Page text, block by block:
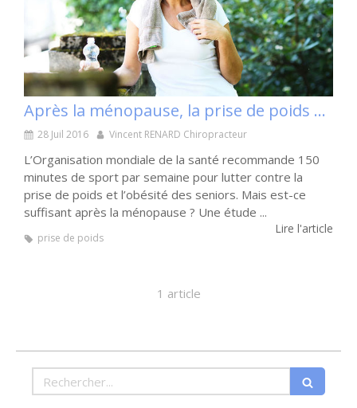
Après la ménopause, la prise de poids n’est pas irréversible
28 Juil 2016 Vincent RENARD Chiropracteur
L’Organisation mondiale de la santé recommande 150
minutes de sport par semaine pour lutter contre la
prise de poids et l’obésité des seniors. Mais est-ce
suffisant après la ménopause ? Une étude ...
Lire l'article
prise de poids
1 article
Rechercher